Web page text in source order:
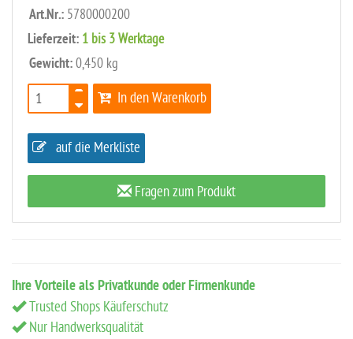
Art.Nr.: 5780000200
Lieferzeit: 1 bis 3 Werktage
Gewicht: 0,450 kg
In den Warenkorb
auf die Merkliste
Fragen zum Produkt
Ihre Vorteile als Privatkunde oder Firmenkunde
Trusted Shops Käuferschutz
Nur Handwerksqualität